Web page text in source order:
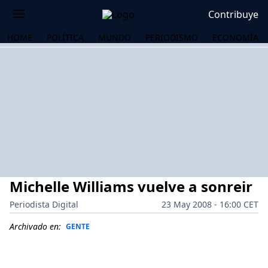
Contribuye
HOME POLÍTICA MUNDO PERIODISMO ECONOMÍA
Michelle Williams vuelve a sonreir
Periodista Digital
23 May 2008 - 16:00 CET
Archivado en: GENTE